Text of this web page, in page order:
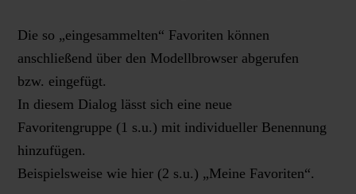
Die so „eingesammelten“ Favoriten können
anschließend über den Modellbrowser abgerufen
bzw. eingefügt.
In diesem Dialog lässt sich eine neue
Favoritengruppe (1 s.u.) mit individueller Benennung
hinzufügen.
Beispielsweise wie hier (2 s.u.) „Meine Favoriten“.